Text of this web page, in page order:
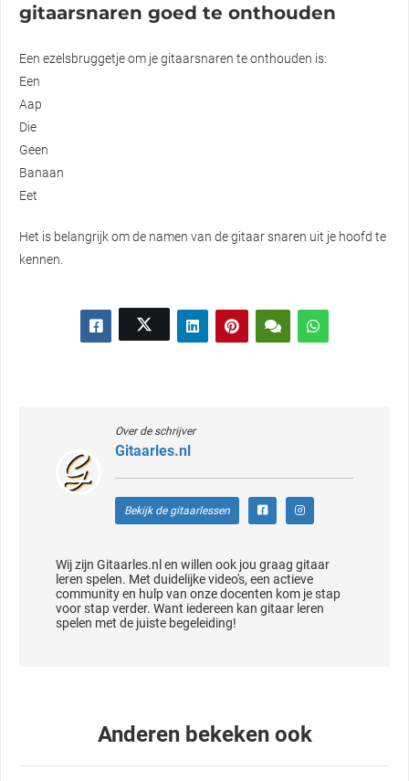
gitaarsnaren goed te onthouden
Een ezelsbruggetje om je gitaarsnaren te onthouden is:
Een
Aap
Die
Geen
Banaan
Eet
Het is belangrijk om de namen van de gitaar snaren uit je hoofd te
kennen.
Over de schrijver
Gitaarles.nl
Bekijk de gitaarlessen
Wij zijn Gitaarles.nl en willen ook jou graag gitaar
leren spelen. Met duidelijke video's, een actieve
community en hulp van onze docenten kom je stap
voor stap verder. Want iedereen kan gitaar leren
spelen met de juiste begeleiding!
Anderen bekeken ook